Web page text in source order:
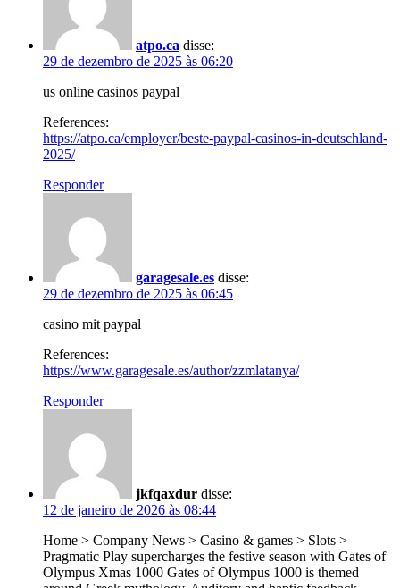
atpo.ca disse:
29 de dezembro de 2025 às 06:20
us online casinos paypal
References:
https://atpo.ca/employer/beste-paypal-casinos-in-deutschland-
2025/
Responder
garagesale.es disse:
29 de dezembro de 2025 às 06:45
casino mit paypal
References:
https://www.garagesale.es/author/zzmlatanya/
Responder
jkfqaxdur disse:
12 de janeiro de 2026 às 08:44
Home > Company News > Casino & games > Slots >
Pragmatic Play supercharges the festive season with Gates of
Olympus Xmas 1000 Gates of Olympus 1000 is themed